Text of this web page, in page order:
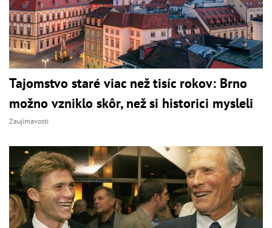
Tajomstvo staré viac než tisíc rokov: Brno
možno vzniklo skôr, než si historici mysleli
Zaujímavosti